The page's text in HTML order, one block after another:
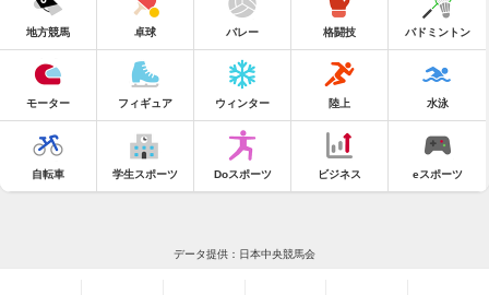
地方競馬 卓球 バレー 格闘技 バドミントン
モーター フィギュア ウィンター 陸上 水泳
自転車 学生スポーツ Doスポーツ ビジネス eスポーツ
データ提供：日本中央競馬会